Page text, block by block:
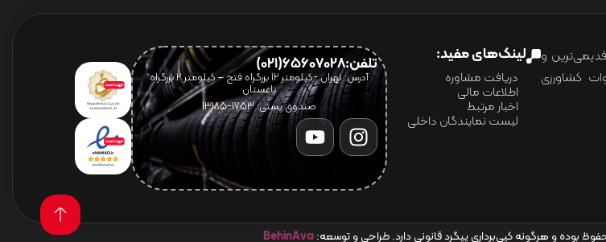
و
کشاورزی
لینک‌های مفید:
دریافت مشاوره
اطلاعات مالی
اخبار مرتبط
لیست نمایندگان داخلی
تلفن:65607028(021)
آدرس: تهران -کیلومتر 12 بزرگراه فتح – کیلومتر ۲ بزرگراه
باغستان
صندوق پستی: 1753-13185
بوده و هرگونه کپی‌برداری پیگرد قانونی دارد. طراحی و توسعه:BehinAva